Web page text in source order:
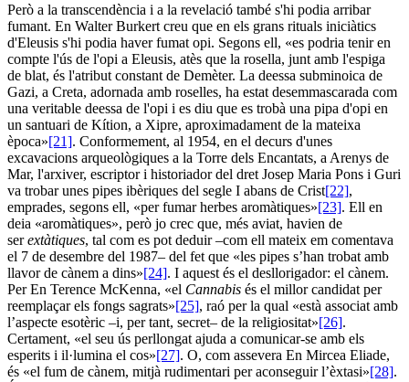
Però a la transcendència i a la revelació també s'hi podia arribar
fumant. En Walter Burkert creu que en els grans rituals iniciàtics
d'Eleusis s'hi podia haver fumat opi. Segons ell, «es podria tenir en
compte l'ús de l'opi a Eleusis, atès que la rosella, junt amb l'espiga
de blat, és l'atribut constant de Demèter. La deessa subminoica de
Gazi, a Creta, adornada amb roselles, ha estat desemmascarada com
una veritable deessa de l'opi i es diu que es trobà una pipa d'opi en
un santuari de Kítion, a Xipre, aproximadament de la mateixa
època»[21]. Conformement, al 1954, en el decurs d'unes
excavacions arqueològiques a la Torre dels Encantats, a Arenys de
Mar, l'arxiver, escriptor i historiador del dret Josep Maria Pons i Guri
va trobar unes pipes ibèriques del segle I abans de Crist[22],
emprades, segons ell, «per fumar herbes aromàtiques»[23]. Ell en
deia «aromàtiques», però jo crec que, més aviat, havien de
serextàtiques, tal com es pot deduir –com ell mateix em comentava
el 7 de desembre del 1987– del fet que «les pipes s’han trobat amb
llavor de cànem a dins»[24]. I aquest és el desllorigador: el cànem.
Per En Terence McKenna, «el Cannabis és el millor candidat per
reemplaçar els fongs sagrats»[25], raó per la qual «està associat amb
l’aspecte esotèric –i, per tant, secret– de la religiositat»[26].
Certament, «el seu ús perllongat ajuda a comunicar-se amb els
esperits i il·lumina el cos»[27]. O, com assevera En Mircea Eliade,
és «el fum de cànem, mitjà rudimentari per aconseguir l’èxtasi»[28].